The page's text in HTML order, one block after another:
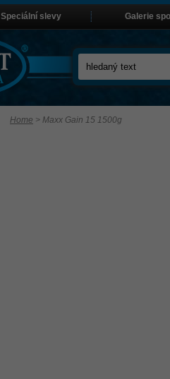
Home > Maxx Gain 15 1500g
Speciální slevy Galerie